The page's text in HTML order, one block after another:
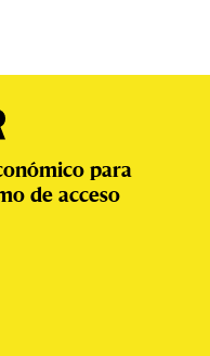
para
de acceso